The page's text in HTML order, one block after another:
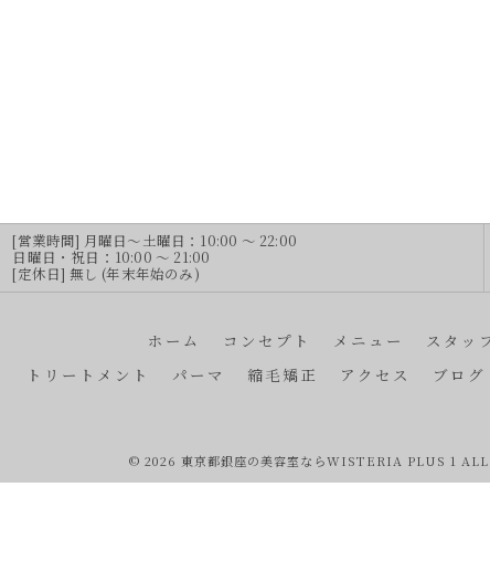
[営業時間] 月曜日～土曜日：10:00 ～ 22:00
日曜日・祝日：10:00 ～ 21:00
[定休日] 無し (年末年始のみ)
ホーム コンセプト メニュー スタッ
トリートメント
パーマ 縮毛矯正 アクセス ブログ
© 2026 東京都銀座の美容室ならWISTERIA PLUS 1